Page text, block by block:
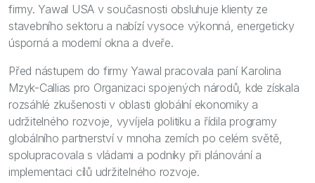
firmy. Yawal USA v současnosti obsluhuje klienty ze
stavebního sektoru a nabízí vysoce výkonná, energeticky
úsporná a moderní okna a dveře.
Před nástupem do firmy Yawal pracovala paní Karolina
Mzyk-Callias pro Organizaci spojených národů, kde získala
rozsáhlé zkušenosti v oblasti globální ekonomiky a
udržitelného rozvoje, vyvíjela politiku a řídila programy
globálního partnerství v mnoha zemích po celém světě,
spolupracovala s vládami a podniky při plánování a
implementaci cílů udržitelného rozvoje.